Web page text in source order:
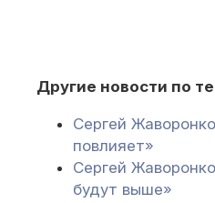
Другие новости по
Сергей
повлияет»
Сергей
будут выше»